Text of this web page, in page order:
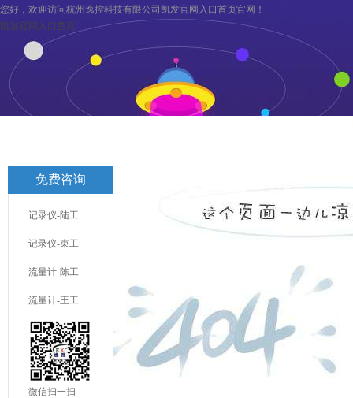
您好，欢迎访问杭州逸控科技有限公司凯发官网入口首页官网！
凯发官网入口首页
联系凯发官网入口首页
免费咨询
记录仪-陆工
记录仪-束工
流量计-陈工
流量计-王工
微信扫一扫